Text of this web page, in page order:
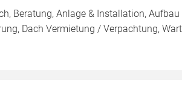
Beratung, Anlage & Installation,
Dach Vermietung / Verpachtung,